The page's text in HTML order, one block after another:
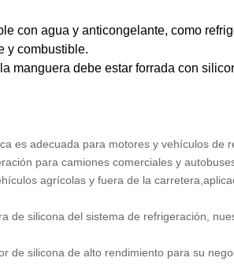
con agua y anticongelante, como
y combustible.
manguera debe estar forrada con
es adecuada para motores y vehículos de
para camiones comerciales y
agrícolas y fuera de la
de silicona del sistema de refrigeración,
de silicona de alto rendimiento para su